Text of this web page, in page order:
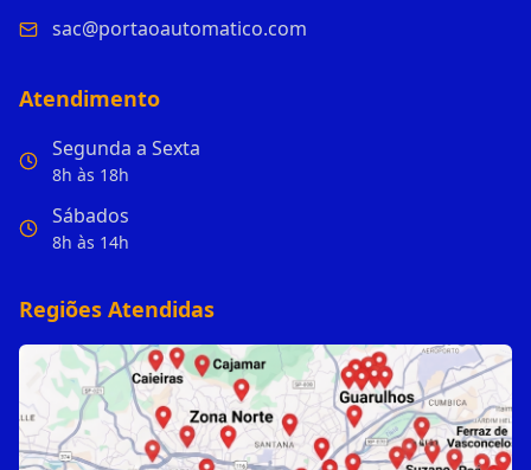
sac@portaoautomatico.com
Atendimento
Segunda a Sexta
8h às 18h
Sábados
8h às 14h
Regiões Atendidas